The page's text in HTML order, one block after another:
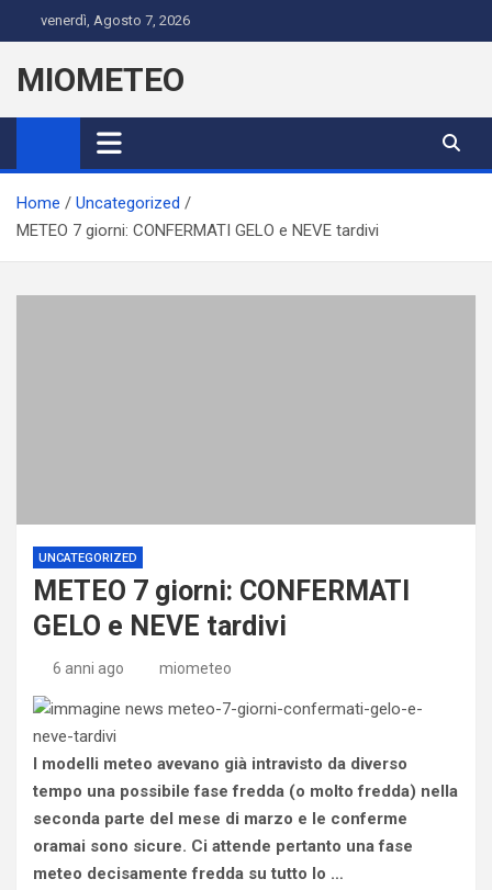
to
content
venerdì, Agosto 7, 2026
MIOMETEO
Home
Uncategorized
METEO 7 giorni: CONFERMATI GELO e NEVE tardivi
UNCATEGORIZED
METEO 7 giorni: CONFERMATI
GELO e NEVE tardivi
6 anni ago miometeo
I modelli meteo avevano già intravisto da diverso
tempo una possibile fase fredda (o molto fredda) nella
seconda parte del mese di marzo e le conferme
oramai sono sicure. Ci attende pertanto una fase
meteo decisamente fredda su tutto lo …